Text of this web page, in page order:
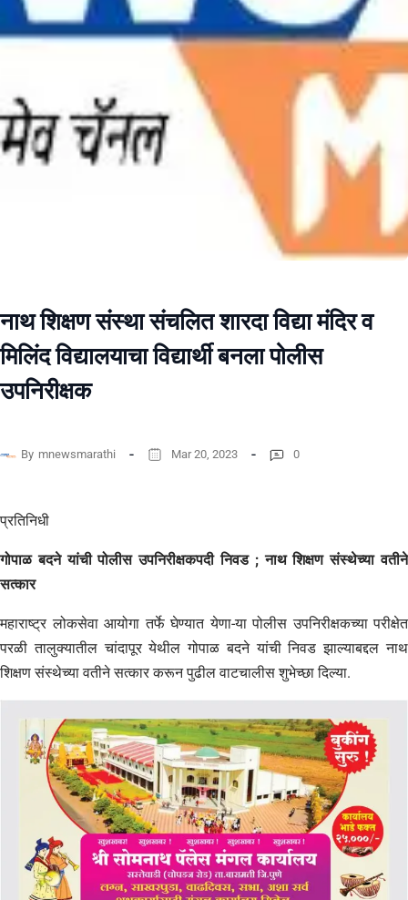
नाथ शिक्षण संस्था संचलित शारदा विद्या मंदिर व
मिलिंद विद्यालयाचा विद्यार्थी बनला पोलीस
उपनिरीक्षक
By mnewsmarathi Mar 20, 2023 0
प्रतिनिधी
गोपाळ बदने यांची पोलीस उपनिरीक्षकपदी निवड ; नाथ शिक्षण संस्थेच्या वतीने
सत्कार
महाराष्ट्र लोकसेवा आयोगा तर्फे घेण्यात येणा-या पोलीस उपनिरीक्षकच्या परीक्षेत
परळी तालुक्यातील चांदापूर येथील गोपाळ बदने यांची निवड झाल्याबद्दल नाथ
शिक्षण संस्थेच्या वतीने सत्कार करून पुढील वाटचालीस शुभेच्छा दिल्या.